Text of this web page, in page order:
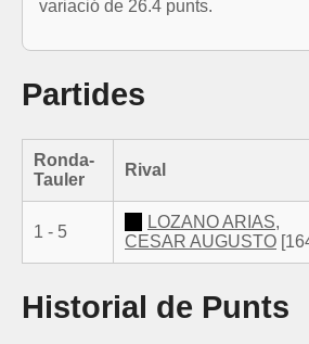
variació de 26.4 punts.
Partides
Ronda-
Tauler
Rival
1 - 5
LOZANO ARIAS,
CESAR AUGUSTO
Historial de Punts